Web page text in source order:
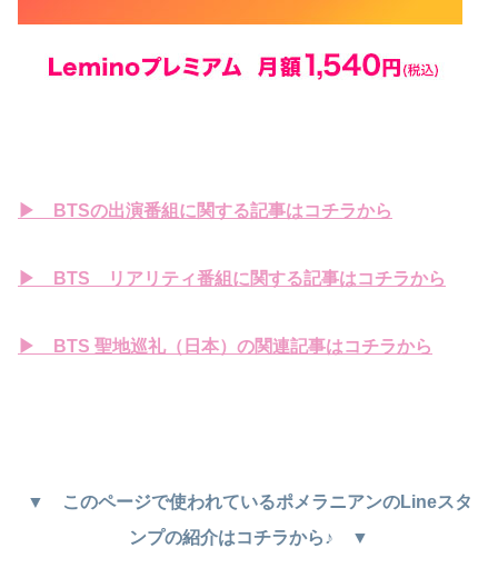
▶ BTSの出演番組に関する記事はコチラから
▶ BTS リアリティ番組に関する記事はコチラから
▶ BTS 聖地巡礼（日本）の関連記事はコチラから
▼ このページで使われているポメラニアンのLineスタ
ンプの紹介はコチラから♪ ▼